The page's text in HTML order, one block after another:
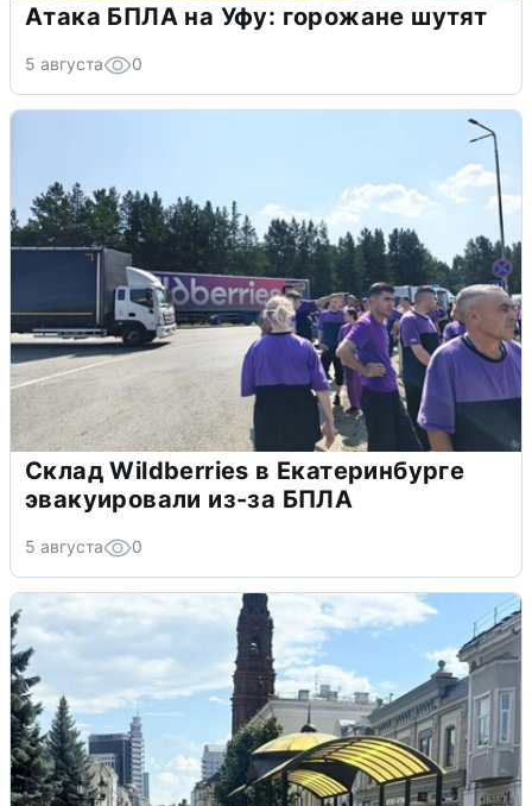
Атака БПЛА на Уфу: горожане шутят
5 августа 0
Склад Wildberries в Екатеринбурге
эвакуировали из-за БПЛА
5 августа 0